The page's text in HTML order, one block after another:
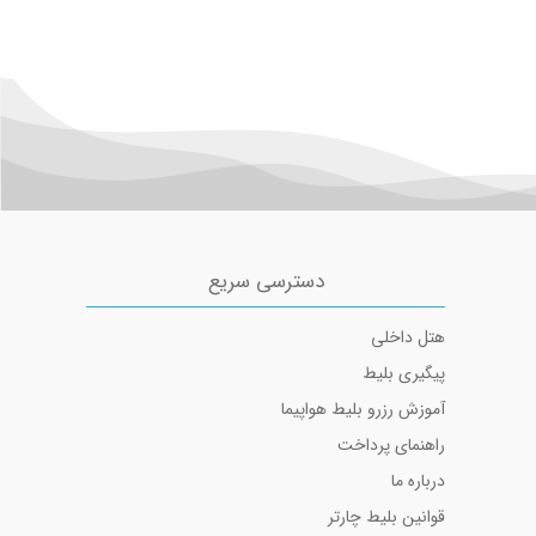
بلیط هواپیما تهران به آبادان
دسترسی سریع
هتل داخلی
پیگیری بلیط
آموزش رزرو بلیط هواپیما
راهنمای پرداخت
درباره ما
قوانین بلیط چارتر